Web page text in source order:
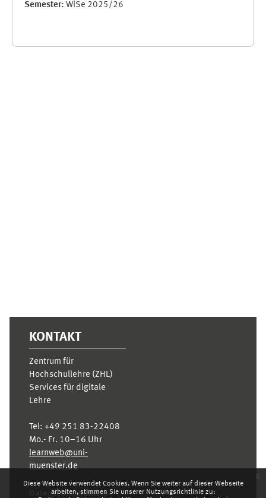
Diese Website verwendet Cookies. Wenn Sie weiter auf dieser Webseite
arbeiten, stimmen Sie unserer Nutzungsrichtlinie zu:
x
Semester: WiSe 2025/26
KONTAKT
Zentrum für
Hochschullehre (ZHL)
Services für digitale
Lehre
Tel: +49 251 83-22408
Mo.- Fr. 10–16 Uhr
learnweb@uni-
muenster.de
Datenschutzhinweis